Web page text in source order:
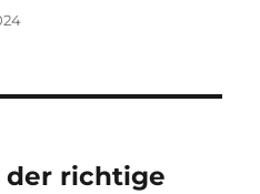
der richtige